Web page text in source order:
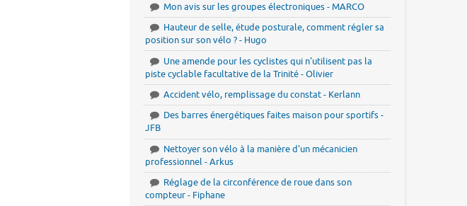
Mon avis sur les groupes électroniques - MARCO
Hauteur de selle, étude posturale, comment régler sa
position sur son vélo ? - Hugo
Une amende pour les cyclistes qui n'utilisent pas la
piste cyclable facultative de la Trinité - Olivier
Accident vélo, remplissage du constat - Kerlann
Des barres énergétiques faites maison pour sportifs -
JFB
Nettoyer son vélo à la manière d'un mécanicien
professionnel - Arkus
Réglage de la circonférence de roue dans son
compteur - Fiphane